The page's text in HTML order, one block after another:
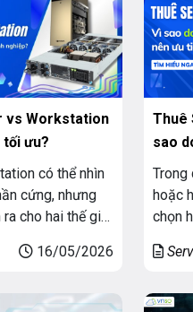
vs Workstation
tối ưu?
có thể nhìn
cứng, nhưng
cho hai thế giới
vụ hệ thống.
ngồi trước màn
16/05/2026
Thuê
sao
tiên
Trong
hoặc
chọn
câu
chủ